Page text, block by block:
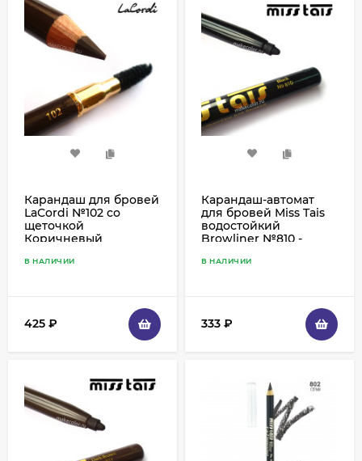
Карандаш для бровей
LaCordi №102 со
щеточкой
Коричневый
В НАЛИЧИИ
425 ₽
Карандаш-автомат
для бровей Miss Tais
водостойкий
Browliner №810 -
В НАЛИЧИИ
333 ₽